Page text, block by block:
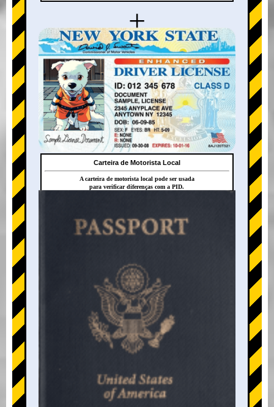
+
+
Carteira de Motorista Local
A carteira de motorista local pode ser usada
para verificar diferenças com a PID.